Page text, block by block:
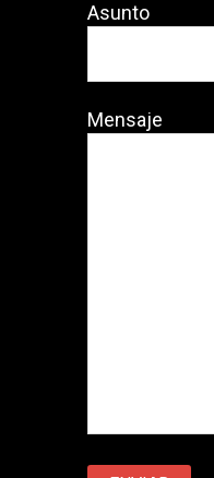
Asunto
Mensaje